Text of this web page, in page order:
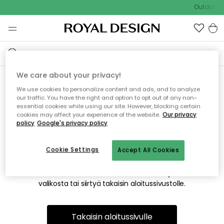
Outdoor
Emme valitettavasti löydä
etsimääsi sivua
Tämä voi johtua siitä, että sivua ei enää ole tai siitä, että se
on siirretty muualle. Pahoittelemme tästä mahdollisesti
valikosta tai siirtyä takaisin aloitussivustolle.
Takaisin aloitussivulle
We care about your privacy!
We use cookies to personalize content and ads, and to analyze
our traffic. You have the right and option to opt out of any non-
essential cookies while using our site. However, blocking certain
cookies may affect your experience of the website. Our privacy
policy Google's privacy policy
Accept All Cookies
Cookie Settings